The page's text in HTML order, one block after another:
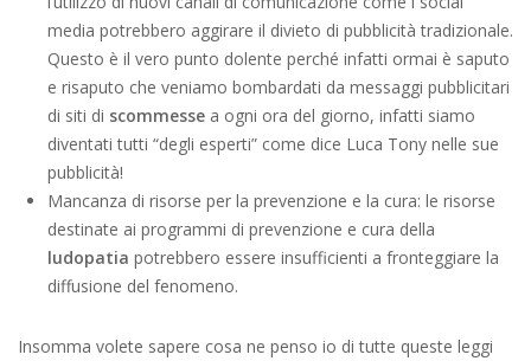
media potrebbero aggirare il divieto di pubblicità tradizionale.
Questo è il vero punto dolente perché infatti ormai è saputo
e risaputo che veniamo bombardati da messaggi pubblicitari
di siti di scommesse a ogni ora del giorno, infatti siamo
diventati tutti “degli esperti” come dice Luca Tony nelle sue
pubblicità!
Mancanza di risorse per la prevenzione e la cura: le risorse
destinate ai programmi di prevenzione e cura della
ludopatia potrebbero essere insufficienti a fronteggiare la
diffusione del fenomeno.
Insomma volete sapere cosa ne penso io di tutte queste leggi